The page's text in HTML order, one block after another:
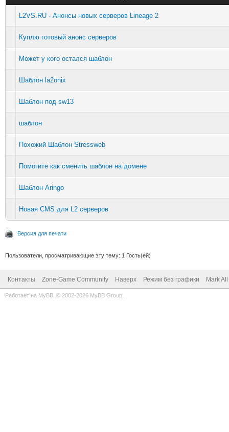
L2VS.RU - Анонсы новых серверов Lineage 2
Куплю готовый анонс серверов
Может у кого остался шаблон
Шаблон la2onix
Шаблон под sw13
шаблон
Похожий Шаблон Stressweb
Помогите как сменить шаблон на домене
Шаблон Aringo
Новая CMS для L2 серверов
Версия для печати
Пользователи, просматривающие эту тему: 1 Гость(ей)
Контакты Zone-Game Community Наверх Режим без графики Mark
Работает на MyBB , © 2002-2026 MyBB Group